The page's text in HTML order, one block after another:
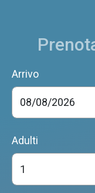
Arrivo
Adulti